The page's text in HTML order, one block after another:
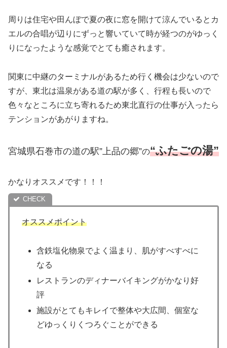
周りは住宅や田んぼで夏の夜に窓を開けて涼んでいるとカ
エルの合唱が辺りにずっと響いていて時が経つのがゆっく
りになったような感覚でとても癒されます。
関東に中継のターミナルがあるため行く機会は少ないので
すが、東北は温泉がある道の駅が多く、行程も長いので
色々なところに立ち寄れるため東北直行の仕事が入ったら
テンションがあがりますね。
宮城県石巻市の道の駅”上品の郷”の“ふたごの湯”
かなりオススメです！！！
オススメポイント
含鉄塩化物泉でよく温まり、肌がすべすべに
なる
レストランのディナーバイキングがかなり好
評
施設がとてもキレイで整体や大広間、個室な
どゆっくりくつろぐことができる